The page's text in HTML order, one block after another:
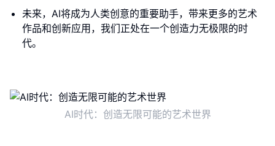
未来，AI将成为人类创意的重要助手，带来更多的艺术
作品和创新应用，我们正处在一个创造力无极限的时
代。
AI时代：创造无限可能的艺术世界